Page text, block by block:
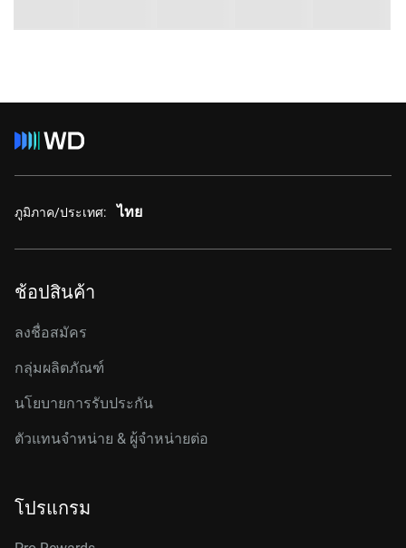
ภูมิภาค/ประเทศ: ไทย
ช้อปสินค้า
ลงชื่อสมัคร
กลุ่มผลิตภัณฑ์
นโยบายการรับประกัน
ตัวแทนจำหน่าย & ผู้จำหน่ายต่อ
โปรแกรม